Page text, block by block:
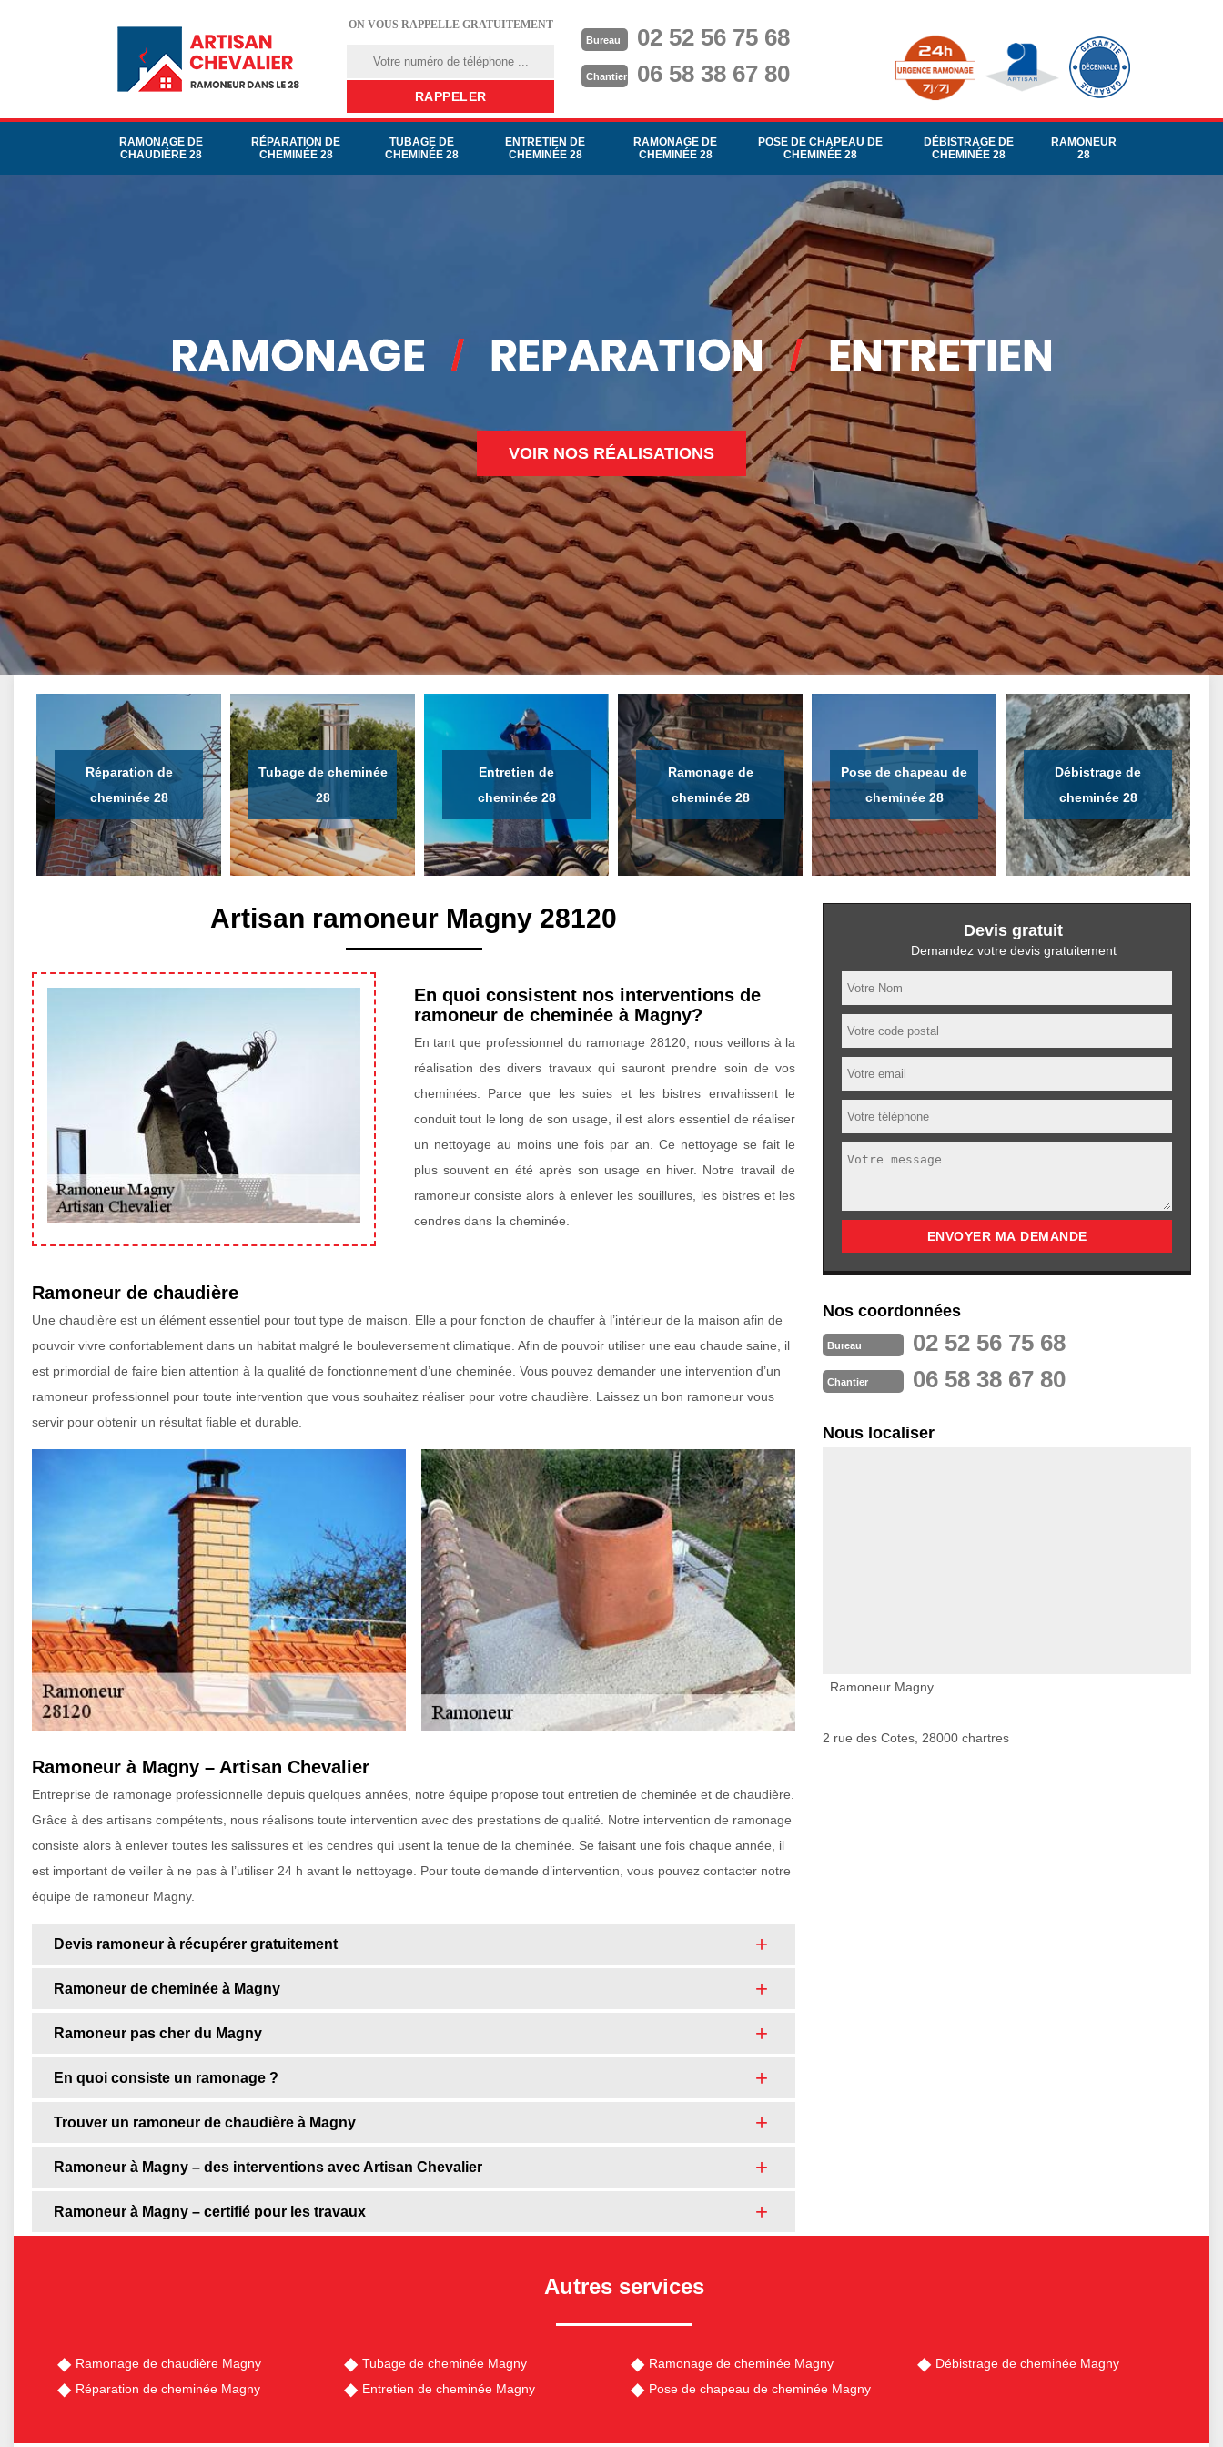
ON VOUS RAPPELLE GRATUITEMENT
Bureau 02 52 56 75 68
Chantier 06 58 38 67 80
RAMONAGE DE
CHAUDIÈRE 28
RÉPARATION DE
CHEMINÉE 28
TUBAGE DE
CHEMINÉE 28
ENTRETIEN DE
CHEMINÉE 28
RAMONAGE DE
CHEMINÉE 28
POSE DE CHAPEAU DE
CHEMINÉE 28
DÉBISTRAGE DE
CHEMINÉE 28
RAMONEUR
28
VOIR NOS RÉALISATIONS
Réparation de
cheminée 28
Tubage de cheminée
28
Entretien de
cheminée 28
Ramonage de
cheminée 28
Pose de chapeau de
cheminée 28
Débistrage de
cheminée 28
Artisan ramoneur Magny 28120
En quoi consistent nos interventions de
ramoneur de cheminée à Magny?
En tant que professionnel du ramonage 28120, nous veillons à la
réalisation des divers travaux qui sauront prendre soin de vos
cheminées. Parce que les suies et les bistres envahissent le
conduit tout le long de son usage, il est alors essentiel de réaliser
un nettoyage au moins une fois par an. Ce nettoyage se fait le
plus souvent en été après son usage en hiver. Notre travail de
ramoneur consiste alors à enlever les souillures, les bistres et les
cendres dans la cheminée.
Ramoneur de chaudière
Une chaudière est un élément essentiel pour tout type de maison. Elle a pour fonction de chauffer à l’intérieur de la maison afin de
pouvoir vivre confortablement dans un habitat malgré le bouleversement climatique. Afin de pouvoir utiliser une eau chaude saine, il
est primordial de faire bien attention à la qualité de fonctionnement d’une cheminée. Vous pouvez demander une intervention d’un
ramoneur professionnel pour toute intervention que vous souhaitez réaliser pour votre chaudière. Laissez un bon ramoneur vous
servir pour obtenir un résultat fiable et durable.
Ramoneur à Magny – Artisan Chevalier
Entreprise de ramonage professionnelle depuis quelques années, notre équipe propose tout entretien de cheminée et de chaudière.
Grâce à des artisans compétents, nous réalisons toute intervention avec des prestations de qualité. Notre intervention de ramonage
consiste alors à enlever toutes les salissures et les cendres qui usent la tenue de la cheminée. Se faisant une fois chaque année, il
est important de veiller à ne pas à l’utiliser 24 h avant le nettoyage. Pour toute demande d’intervention, vous pouvez contacter notre
équipe de ramoneur Magny.
Devis ramoneur à récupérer gratuitement
Ramoneur de cheminée à Magny
Ramoneur pas cher du Magny
En quoi consiste un ramonage ?
Trouver un ramoneur de chaudière à Magny
Ramoneur à Magny – des interventions avec Artisan Chevalier
Ramoneur à Magny – certifié pour les travaux
Devis gratuit
Demandez votre devis gratuitement
Nos coordonnées
Bureau 02 52 56 75 68
Chantier 06 58 38 67 80
Nous localiser
Ramoneur Magny
2 rue des Cotes, 28000 chartres
Autres services
Ramonage de chaudière Magny
Réparation de cheminée Magny
Tubage de cheminée Magny
Entretien de cheminée Magny
Ramonage de cheminée Magny
Pose de chapeau de cheminée Magny
Débistrage de cheminée Magny